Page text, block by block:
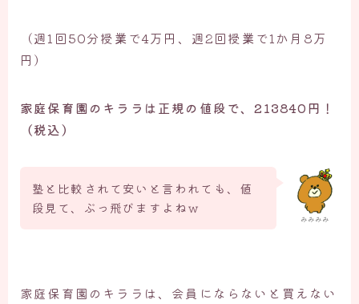
（週1回50分授業で4万円、週2回授業で1か月8万
円）
家庭保育園のキララは正規の値段で、213840円！
（税込）
みみみみ
塾と比較されて安いと言われても、値
段見て、ぶっ飛びますよねｗ
家庭保育園のキララは、会員にならないと買えない